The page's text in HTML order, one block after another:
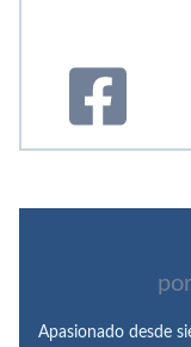
por
Apasionado desde